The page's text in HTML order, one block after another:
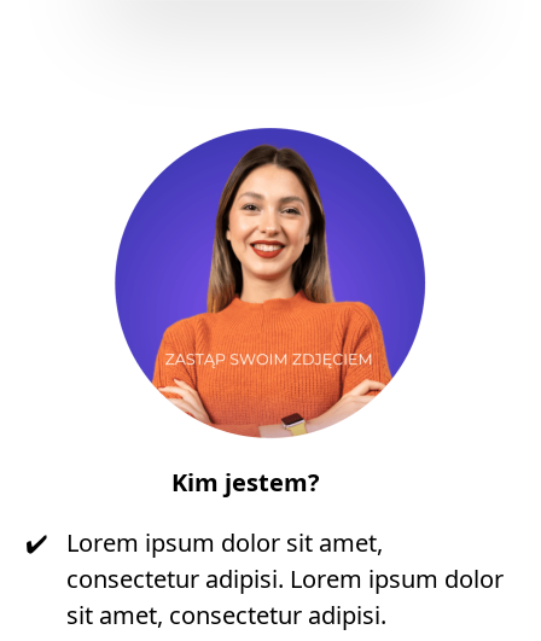
Kim jestem?
Lorem ipsum dolor sit amet,
consectetur adipisi. Lorem ipsum dolor
sit amet, consectetur adipisi.